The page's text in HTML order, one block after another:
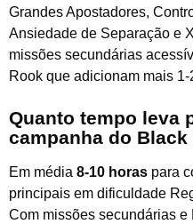
Grandes Apostadores,
Ansiedade de Separação e
missões secundárias
Rook que adicionam mais
Quanto tempo leva
campanha do Black
Em média 8-10 horas para
principais em dificuldade
Com missões secundárias